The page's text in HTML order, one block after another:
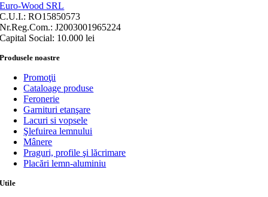
Euro-Wood SRL
C.U.I.: RO15850573
Nr.Reg.Com.: J2003001965224
Capital Social: 10.000 lei
Produsele noastre
Promoţii
Cataloage produse
Feronerie
Garnituri etanşare
Lacuri si vopsele
Şlefuirea lemnului
Mânere
Praguri, profile şi lăcrimare
Placări lemn-aluminiu
Utile